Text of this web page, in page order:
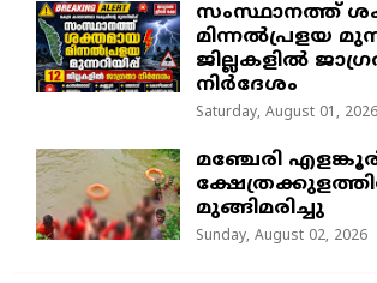
സംസ്ഥാനത്ത്
മിന്നൽപ്രളയ
ജില്ലകളിൽ
നിർദേശം
Saturday, August 01, 2026
മഞ്ചേരി
മുങ്ങിമരിച്ചു
Sunday, August 02, 2026